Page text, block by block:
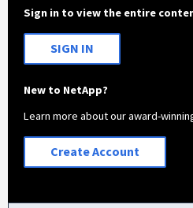
Sign in to view the entire
SIGN IN
New to NetApp?
Learn more about our award-
Create Account